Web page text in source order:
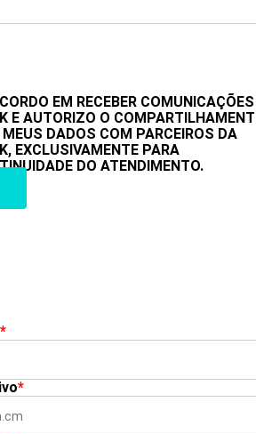
EM RECEBER
E AUTORIZO O
DADOS COM PARCEIROS DA
EXCLUSIVAMENTE PARA
DO ATENDIMENTO.
*
*